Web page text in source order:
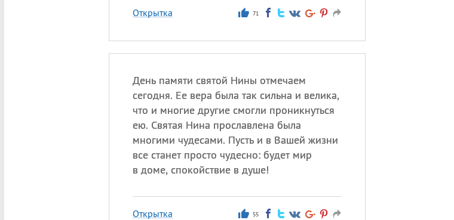
Открытка 71
День памяти святой Нины отмечаем
сегодня. Ее вера была так сильна и велика,
что и многие другие смогли проникнуться
ею. Святая Нина прославлена была
многими чудесами. Пусть и в Вашей жизни
все станет просто чудесно: будет мир
в доме, спокойствие в душе!
Открытка 55